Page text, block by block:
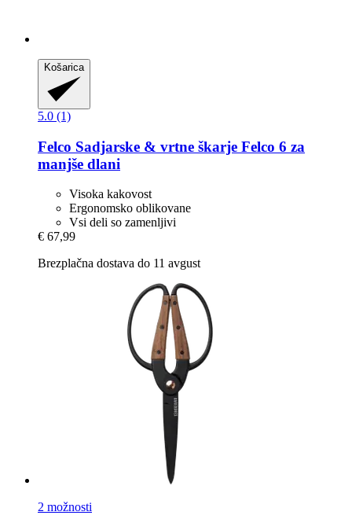
Košarica
5.0 (1)
Felco Sadjarske & vrtne škarje Felco 6 za
manjše dlani
Visoka kakovost
Ergonomsko oblikovane
Vsi deli so zamenljivi
€ 67,99
Brezplačna dostava do 11 avgust
2 možnosti